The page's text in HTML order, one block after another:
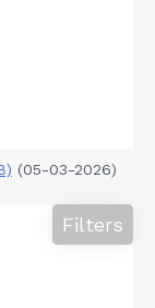
(05-03-2026)
Filters